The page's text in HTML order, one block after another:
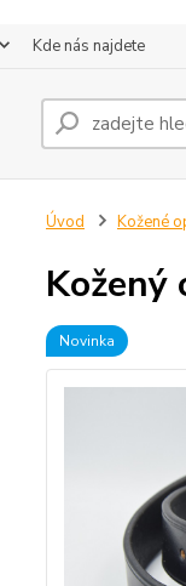
Kde nás najdete
Úvod Kožené
Kožený
Novinka